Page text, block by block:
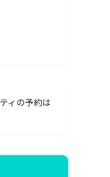
ィの予約は